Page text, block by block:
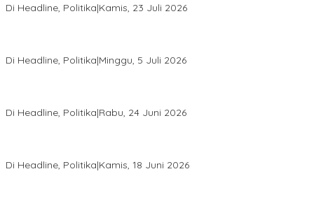
Di Headline, Politika|Kamis, 23 Juli 2026
Di Headline, Politika|Minggu, 5 Juli 2026
Di Headline, Politika|Rabu, 24 Juni 2026
Di Headline, Politika|Kamis, 18 Juni 2026